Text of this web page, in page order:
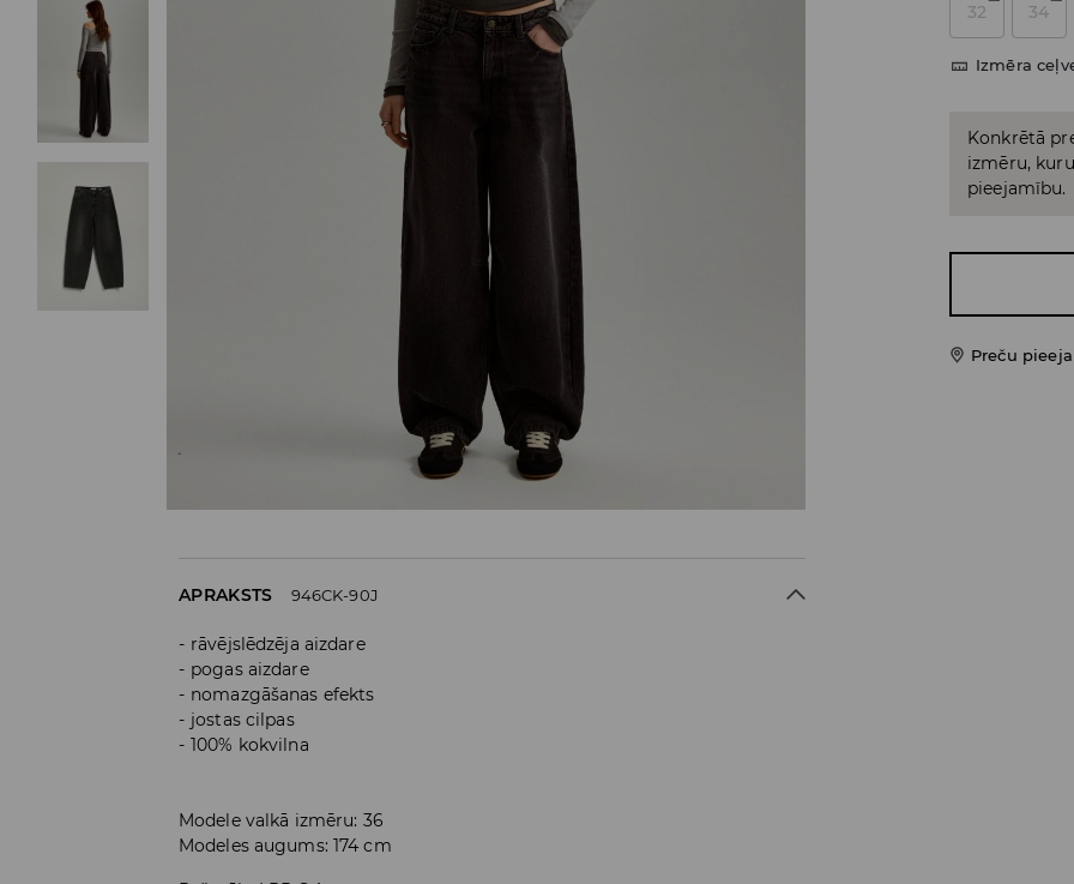
32 34
Izmēra
Konkrētā
izmēru,
pieejamību.
Preču
APRAKSTS 946CK-90J
rāvējslēdzēja aizdare
pogas aizdare
nomazgāšanas efekts
jostas cilpas
100% kokvilna
Modele valkā izmēru: 36
Modeles augums: 174 cm